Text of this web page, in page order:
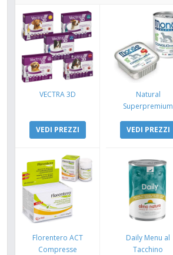
VECTRA 3D
VEDI PREZZI
Natural
Superpremium
Coniglio e Mela
VEDI PREZZI
Florentero ACT
Compresse
Daily Menu al
Tacchino